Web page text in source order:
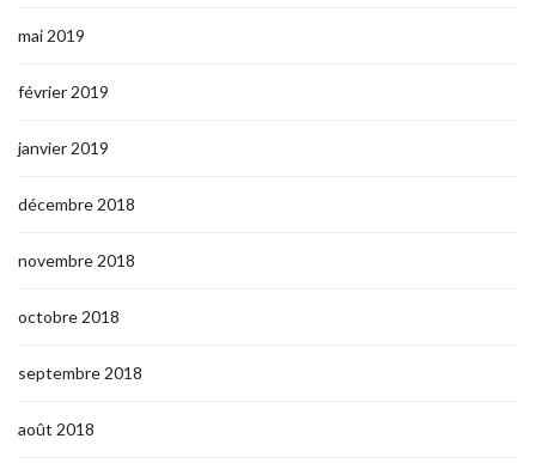
mai 2019
février 2019
janvier 2019
décembre 2018
novembre 2018
octobre 2018
septembre 2018
août 2018